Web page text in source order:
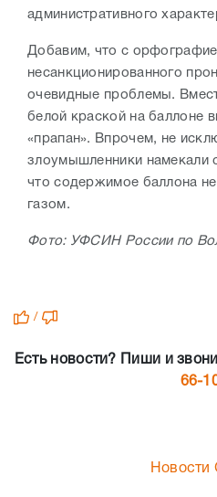
административного
Добавим, что с
несанкционированного
очевидные проблемы.
белой краской на баллоне
«прапан». Впрочем, не
злоумышленники намекали
что содержимое баллона
газом.
Фото: УФСИН России по
/
Есть новости? Пиши и
66-